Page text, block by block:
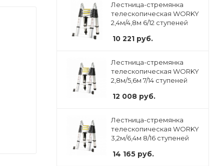
Лестница-стремянка
телескопическая WORKY
2,4м/4,8м 6/12 ступеней
10 221 руб.
Лестница-стремянка
телескопическая WORKY
2,8м/5,6м 7/14 ступеней
12 008 руб.
Лестница-стремянка
телескопическая WORKY
3,2м/6,4м 8/16 ступеней
14 165 руб.